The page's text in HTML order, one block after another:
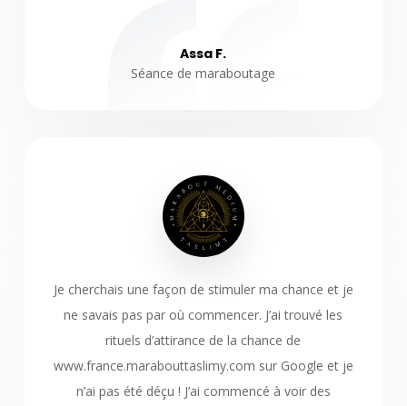
Assa F.
Séance de maraboutage
Je cherchais une façon de stimuler ma chance et je
ne savais pas par où commencer. J’ai trouvé les
rituels d’attirance de la chance de
www.france.marabouttaslimy.com sur Google et je
n’ai pas été déçu ! J’ai commencé à voir des